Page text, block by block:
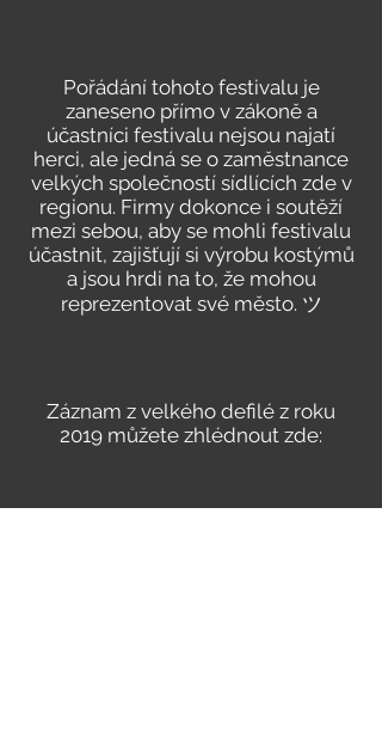
Pořádání tohoto festivalu je
zaneseno přímo v zákoně a
účastníci festivalu nejsou najatí
herci, ale jedná se o zaměstnance
velkých společností sídlících zde v
regionu. Firmy dokonce i soutěží
mezi sebou, aby se mohli festivalu
účastnit, zajišťují si výrobu kostýmů
a jsou hrdi na to, že mohou
reprezentovat své město. ツ
Záznam z velkého defilé z roku
2019 můžete zhlédnout zde: